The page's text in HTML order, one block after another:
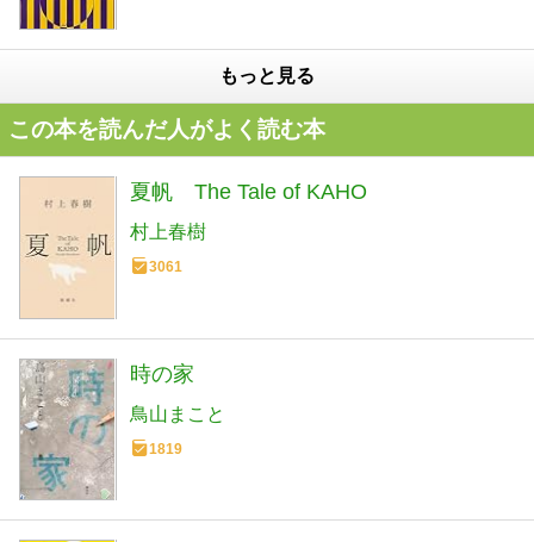
もっと見る
この本を読んだ人がよく読む本
夏帆 The Tale of KAHO
村上春樹
3061
時の家
鳥山まこと
1819